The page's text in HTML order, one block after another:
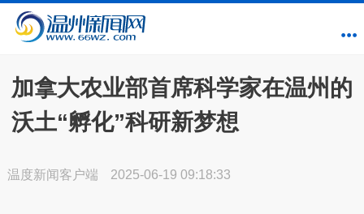
加拿大农业部首席科学家在温州的
沃土“孵化”科研新梦想
温度新闻客户端 2025-06-19 09:18:33